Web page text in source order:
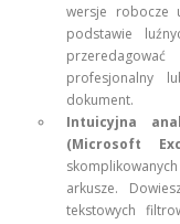
wersje robocze
podstawie
profesjonalny
dokument.
Intuicyjna
(Microsoft
arkusze.
tekstowych